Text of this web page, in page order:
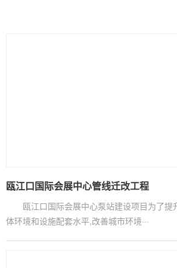
瓯江口国际会展中心管线迁改工程
瓯江口国际会展中心泵站建设项目为了提
体环境和设施配套水平,改善城市环境···